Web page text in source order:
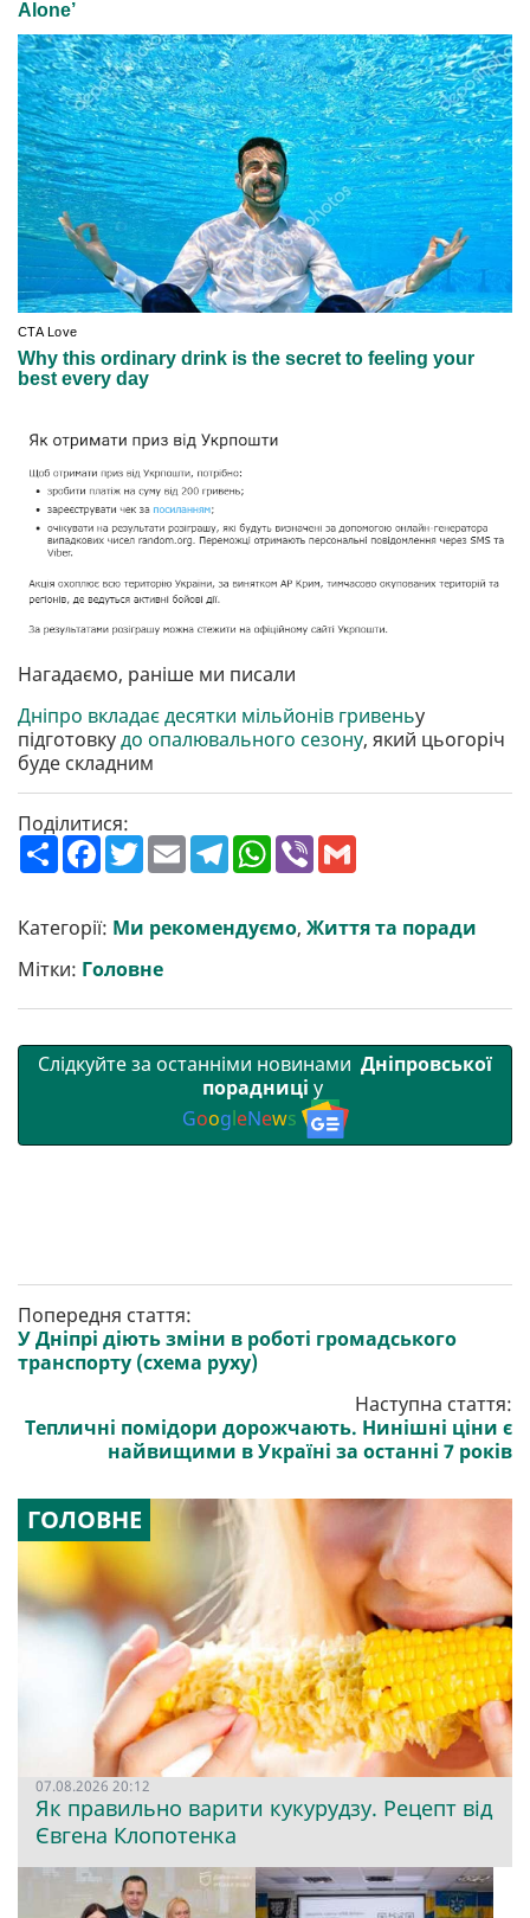
Нагадаємо, раніше ми писали
Дніпро вкладає десятки мільйонів гривеньу
підготовкудо опалювального сезону, який цьогоріч
буде складним
Поділитися:
П
о
р
и
т
и
F
a
b
o
o
k
T
w
e
r
E
m
l
T
e
g
r
W
h
s
A
V
r l
Категорії: Ми рекомендуємо, Життя та поради
Мітки: Головне
Слідкуйте за останніми новинами Дніпровської
порадниці у
GoogleNews
Попередня стаття:
У Дніпрі діють зміни в роботі громадського
транспорту (схема руху)
Наступна стаття:
Тепличні помідори дорожчають. Нинішні ціни є
найвищими в Україні за останні 7 років
ГОЛОВНЕ
07.08.2026 20:12
Як правильно варити кукурудзу. Рецепт від
Євгена Клопотенка